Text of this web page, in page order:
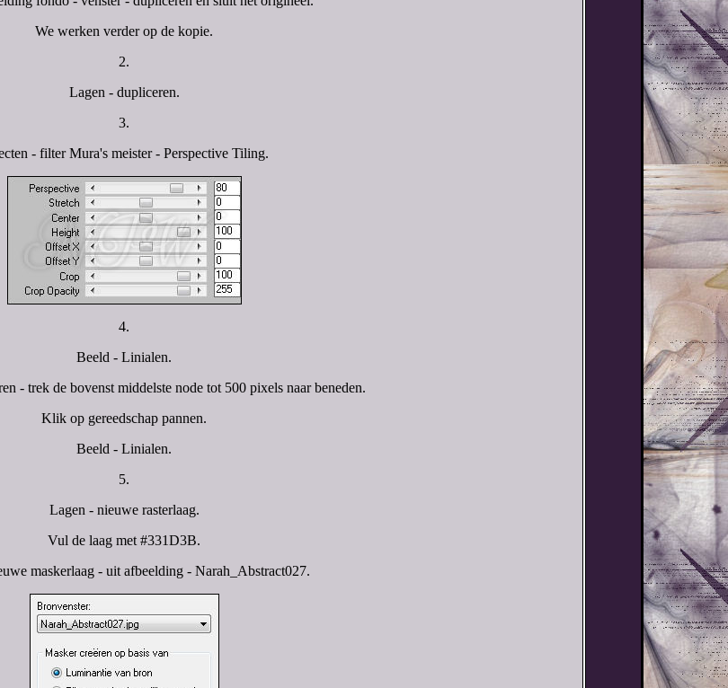
We werken verder op de kopie.
2.
Lagen - dupliceren.
3.
- filter Mura's meister - Perspective Tiling.
4.
Beeld - Linialen.
- trek de bovenst middelste node tot 500 pixels naar beneden.
Klik op gereedschap pannen.
Beeld - Linialen.
5.
Lagen - nieuwe rasterlaag.
Vul de laag met #331D3B.
maskerlaag - uit afbeelding - Narah_Abstract027.